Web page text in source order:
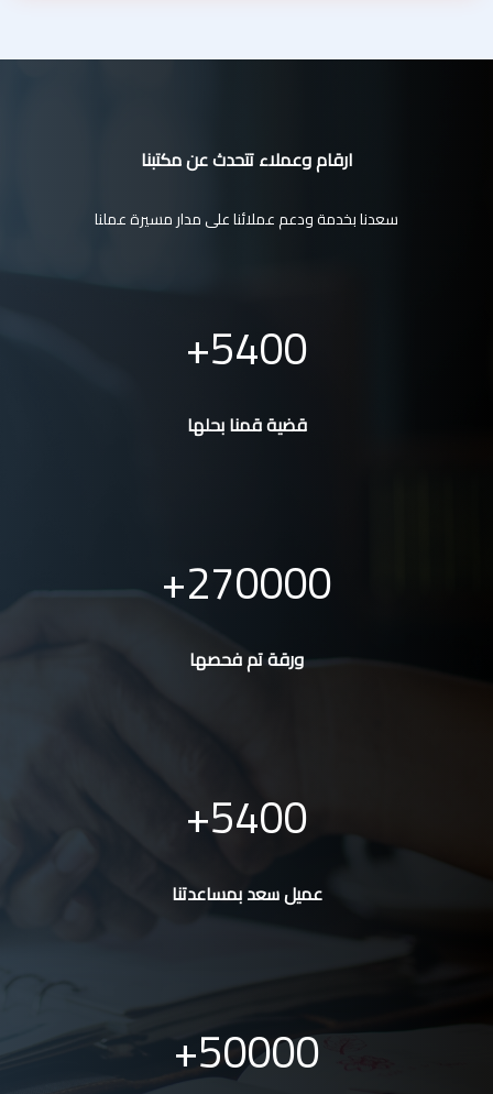
ارقام وعملاء تتحدث عن مكتبنا
سعدنا بخدمة ودعم عملائنا على مدار مسيرة عملنا
5400
قضية قمنا بحلها
270000
ورقة تم فحصها
5400
عميل سعد بمساعدتنا
50000